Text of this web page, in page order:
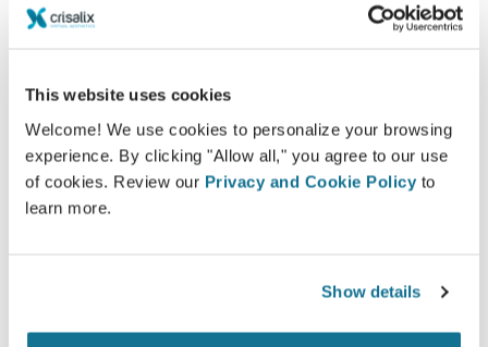
This website uses cookies
Welcome! We use cookies to personalize your browsing
experience. By clicking "Allow all," you agree to our use
of cookies. Review our Privacy and Cookie Policy to
learn more.
Show details
容易安全
Crisalix 始终致力于保护您的个人隐私。我们的服务
器是完全加密的：您的信息是安全并且私密的。
超过100国家的医生们，已经开始使用第一部基于网